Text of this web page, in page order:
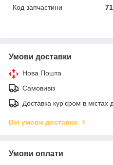
Код запчастини
Умови доставки
Нова Пошта
Самовивіз
Доставка кур'єром в містах
Всі умови доставки
Умови оплати